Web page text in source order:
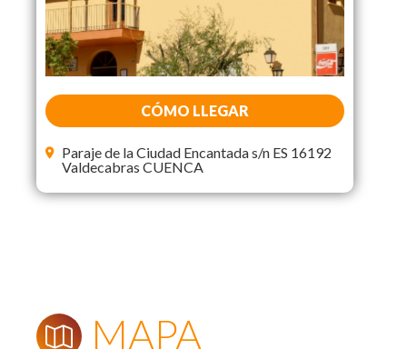
CÓMO LLEGAR
Paraje de la Ciudad Encantada s/n ES 16192
Valdecabras CUENCA
MAPA